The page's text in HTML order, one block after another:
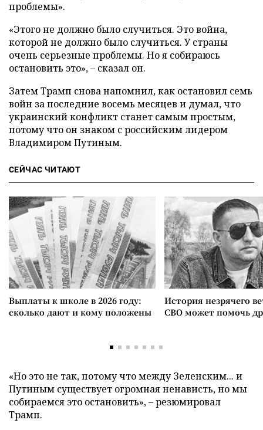
проблемы».
«Этого не должно было случиться. Это война,
которой не должно было случиться. У страны
очень серьезные проблемы. Но я собираюсь
остановить это», – сказал он.
Затем Трамп снова напомнил, как остановил семь
войн за последние восемь месяцев и думал, что
украинский конфликт станет самым простым,
потому что он знаком с российским лидером
Владимиром Путиным.
СЕЙЧАС ЧИТАЮТ
Выплаты к школе в 2026 году:
сколько дают и кому положены
История незрячего
СВО может помочь
«Но это не так, потому что между Зеленским... и
Путиным существует огромная ненависть, но мы
собираемся это остановить», – резюмировал
Трамп.